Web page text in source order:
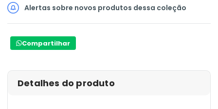
Alertas sobre novos produtos dessa coleção
Compartilhar
Detalhes do produto